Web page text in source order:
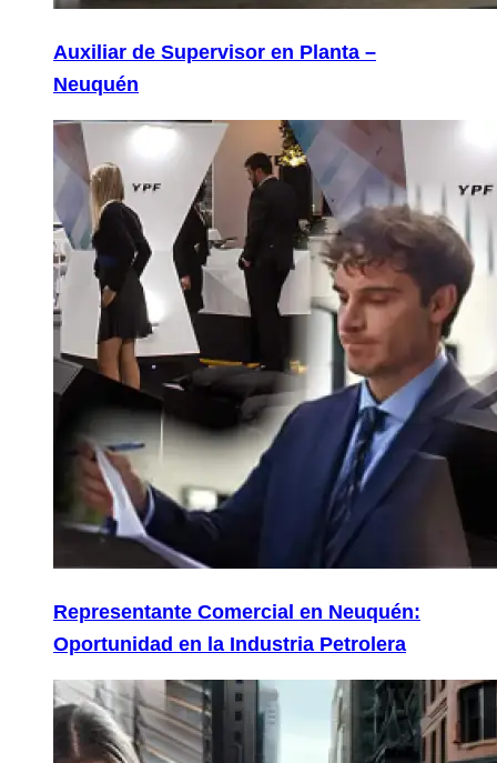
Auxiliar de Supervisor en Planta –
Neuquén
Representante Comercial en Neuquén:
Oportunidad en la Industria Petrolera